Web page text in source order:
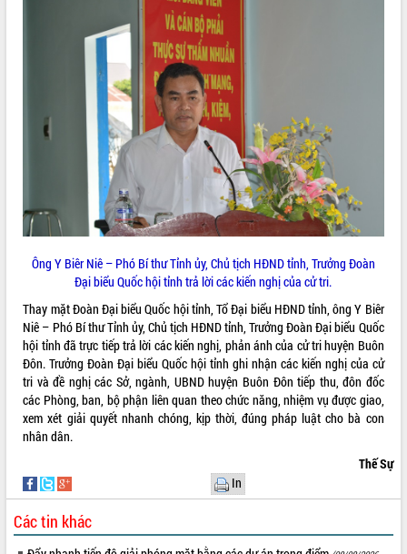
Họp báo thông tin về Hội nghị Công bố
Quy hoạch và Xúc tiến đầu tư tỉnh Đắk
Khơi thông điểm nghẽn, đẩy nhanh
giải ngân vốn khắc phục thiên tai
HĐND tỉnh thông qua điều chỉnh Quy
hoạch tỉnh thời kỳ 2021-2030
Hội thảo góp ý hồ sơ điều chỉnh quy
hoạch tỉnh Đắk Lắk thời kỳ 2021-2030,
tầm nhìn đến năm 2050
Nâng cao hiệu quả hoạt động của các
doanh nghiệp nhà nước
Hội nghị triển khai kết nối mạng
truyền số liệu chuyên dùng phục vụ cơ
quan Đảng, Nhà nước
Lễ phát động chuỗi hoạt động chung
tay làm sạch môi trường
Xã Ea Kar bước chuyển mình trong
công tác cải cách hành chính mô hình
mới
UBND tỉnh họp báo định kỳ tháng 4
năm 2026
Đắk Lắk”
Tăng cường giám sát, đôn đốc thực
hiện nhiệm vụ quản lý tài sản công
hàng tuần
Ông Y Biêr Niê – Phó Bí thư Tỉnh ủy, Chủ tịch HĐND tỉnh, Trưởng Đoàn
Đại biểu Quốc hội tỉnh trả lời các kiến nghị của cử tri.
Thay mặt Đoàn Đại biểu Quốc hội tỉnh, Tổ Đại biểu HĐND tỉnh, ông Y Biêr
Niê – Phó Bí thư Tỉnh ủy, Chủ tịch HĐND tỉnh, Trưởng Đoàn Đại biểu Quốc
hội tỉnh đã trực tiếp trả lời các kiến nghị, phản ánh của cử tri huyện Buôn
Đôn. Trưởng Đoàn Đại biểu Quốc hội tỉnh ghi nhận các kiến nghị của cử
tri và đề nghị các Sở, ngành, UBND huyện Buôn Đôn tiếp thu, đôn đốc
các Phòng, ban, bộ phận liên quan theo chức năng, nhiệm vụ được giao,
xem xét giải quyết nhanh chóng, kịp thời, đúng pháp luật cho bà con
nhân dân.
Thế Sự
In
Các tin khác